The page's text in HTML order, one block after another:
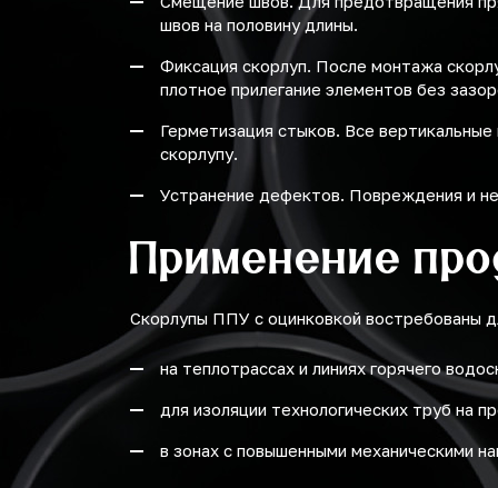
швов на половину длины.
Фиксация скорлуп. После монтажа
плотное прилегание элементов без
Герметизация стыков. Все
скорлупу.
Устранение дефектов. Повреждения и
Применение
Скорлупы ППУ с оцинковкой востребованы
на теплотрассах и линиях горячего
для изоляции технологических труб на
в зонах с повышенными механическими